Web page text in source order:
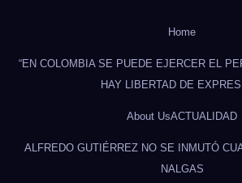
Home
“EN COLOMBIA SE PUEDE EJERCER EL
HAY LIBERTAD DE
About UsACTUALIDAD
ALFREDO GUTIÉRREZ NO SE INMUTÓ
NALGAS